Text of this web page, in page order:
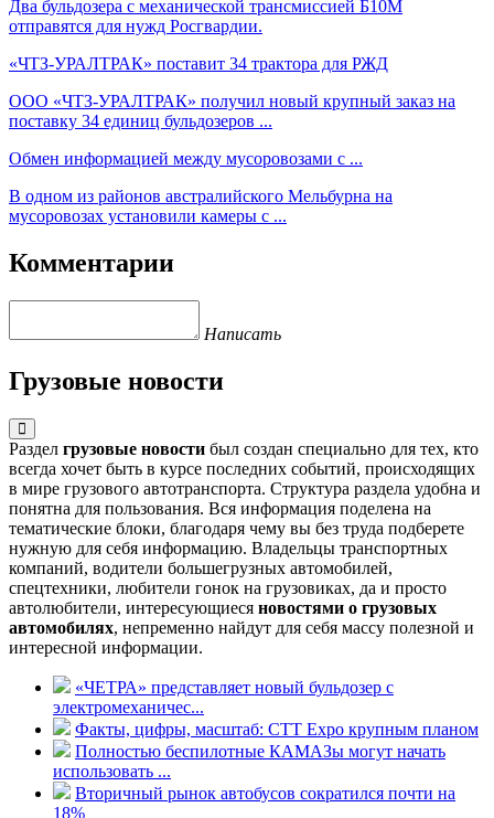
Два бульдозера с механической трансмиссией Б10М
отправятся для нужд Росгвардии.
«ЧТЗ-УРАЛТРАК» поставит 34 трактора для РЖД
ООО «ЧТЗ-УРАЛТРАК» получил новый крупный заказ на
поставку 34 единиц бульдозеров ...
Обмен информацией между мусоровозами c ...
В одном из районов австралийского Мельбурна на
мусоровозах установили камеры с ...
Комментарии
Написать
Грузовые новости
Раздел грузовые новости был создан специально для тех, кто
всегда хочет быть в курсе последних событий, происходящих
в мире грузового автотранспорта. Структура раздела удобна и
понятна для пользования. Вся информация поделена на
тематические блоки, благодаря чему вы без труда подберете
нужную для себя информацию. Владельцы транспортных
компаний, водители большегрузных автомобилей,
спецтехники, любители гонок на грузовиках, да и просто
автолюбители, интересующиеся новостями о грузовых
автомобилях, непременно найдут для себя массу полезной и
интересной информации.
«ЧЕТРА» представляет новый бульдозер с
электромеханичес...
Факты, цифры, масштаб: CTT Expo крупным планом
Полностью беспилотные КАМАЗы могут начать
использовать ...
Вторичный рынок автобусов сократился почти на
18%